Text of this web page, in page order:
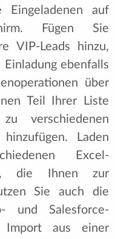
Eingeladenen auf
Fügen Sie
VIP-Leads hinzu,
ebenfalls
über
Teil Ihrer Liste
verschiedenen
Laden
Excel-
die Ihnen zur
Sie auch die
und Salesforce-
Import aus einer